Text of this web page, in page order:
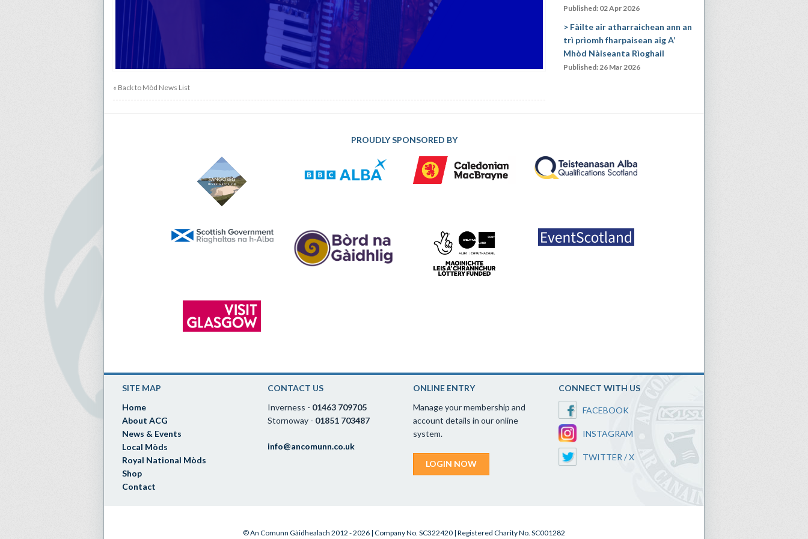
« Back to Mòd News List
Published: 02 Apr 2026
Fàilte air atharraichean ann an
trì prìomh fharpaisean aig A’
Mhòd Nàiseanta Rìoghail
Published: 26 Mar 2026
PROUDLY SPONSORED BY
SITE MAP
Home
About ACG
News & Events
Local Mòds
Royal National Mòds
Shop
Contact
CONTACT US
Inverness - 01463 709705
Stornoway - 01851 703487
info@ancomunn.co.uk
ONLINE ENTRY
Manage your membership and
account details in our online
system.
LOGIN NOW
CONNECT WITH US
FACEBOOK
INSTAGRAM
TWITTER / X
© An Comunn Gàidhealach 2012 - 2026 | Company No. SC322420 | Registered Charity No. SC001282